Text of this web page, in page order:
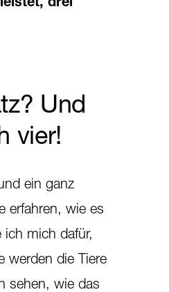
drei
Und
vier!
ein ganz
erfahren, wie es
mich dafür,
werden die Tiere
sehen, wie das